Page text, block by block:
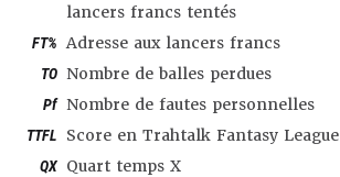
lancers francs tentés
FT% Adresse aux lancers francs
TO Nombre de balles perdues
Pf Nombre de fautes personnelles
TTFL Score en Trahtalk Fantasy League
QX Quart temps X